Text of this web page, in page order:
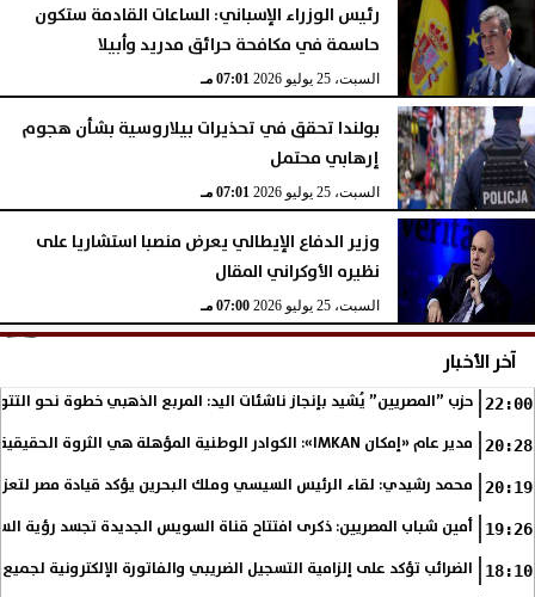
رئيس الوزراء الإسباني: الساعات القادمة ستكون
حاسمة في مكافحة حرائق مدريد وأبيلا
السبت، 25 يوليو 2026 07:01 مـ
بولندا تحقق في تحذيرات بيلاروسية بشأن هجوم
إرهابي محتمل
السبت، 25 يوليو 2026 07:01 مـ
وزير الدفاع الإيطالي يعرض منصبا استشاريا على
نظيره الأوكراني المقال
السبت، 25 يوليو 2026 07:00 مـ
آخر الأخبار
22:00 حزب ”المصريين” يُشيد بإنجاز ناشئات اليد: المربع الذهبي خطوة نحو
20:28 مدير عام «إمكان IMKAN»: الكوادر الوطنية المؤهلة هي الثروة الحقيقية لمستقبل التنمية في مصر
20:19 محمد رشيدي: لقاء الرئيس السيسي وملك البحرين يؤكد قيادة مصر
19:26 أمين شباب المصريين: ذكرى افتتاح قناة السويس الجديدة تجسد رؤية
18:10 الضرائب تؤكد على إلزامية التسجيل الضريبي والفاتورة الإلكترونية